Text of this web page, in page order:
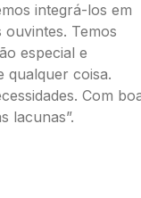
integrá-los em
Temos
especial e
qualquer coisa.
Com
lacunas”.